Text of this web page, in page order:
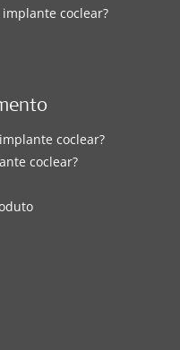
coclear?
coclear?
coclear?